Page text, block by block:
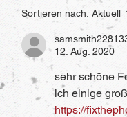
Sortieren nach: Aktuell
12. Aug. 2020
sehr schöne
ich einige
https://